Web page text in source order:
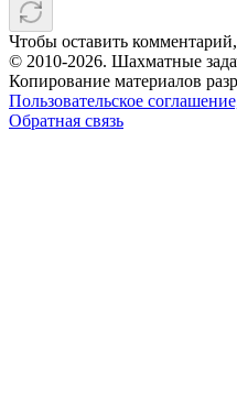
Чтобы оставить
© 2010-2026. Шахматные
Копирование материалов
Пользовательское
Обратная связь